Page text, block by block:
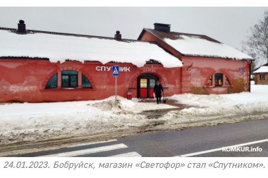
24.01.2023. Бобруйск, магазин «Светофор» стал «Спутником».